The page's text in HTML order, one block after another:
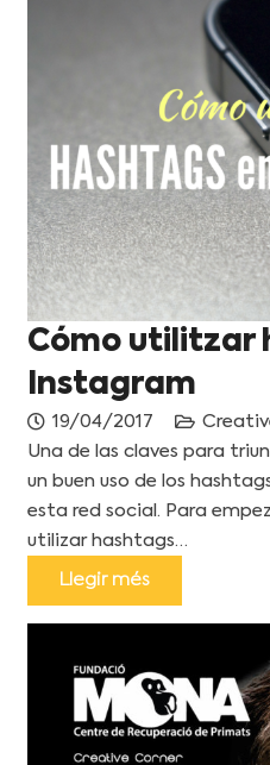
Cómo utilitzar
Instagram
19/04/2017
Una de las claves para
un buen uso de los
esta red social. Para
utilizar hashtags…
Llegir més